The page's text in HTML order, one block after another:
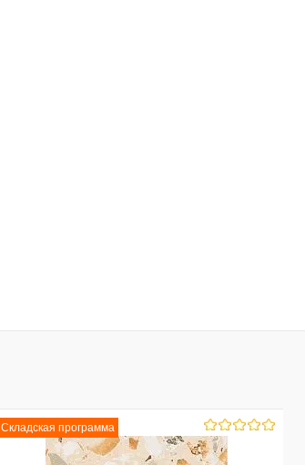
Складская программа